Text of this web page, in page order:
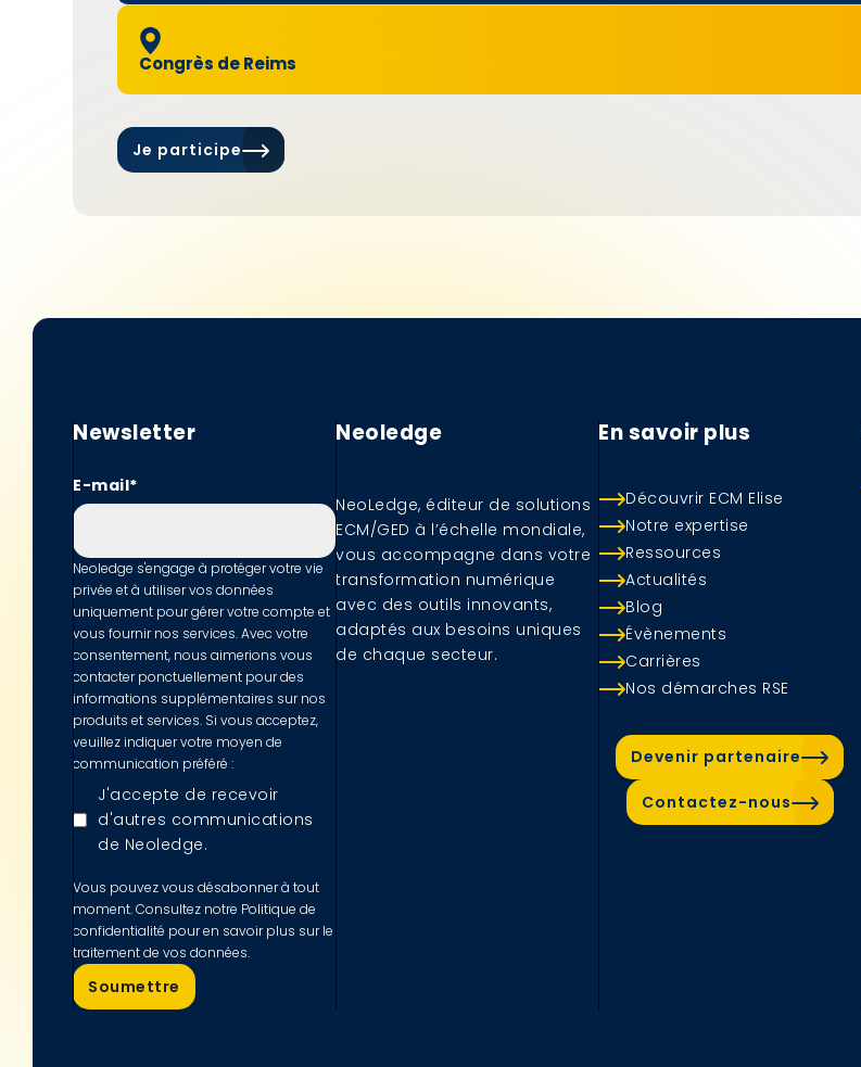
Congrès de Reims
Je participe
Newsletter
E-mail*
Neoledge s'engage à protéger votre vie
privée et à utiliser vos données
uniquement pour gérer votre compte et
vous fournir nos services. Avec votre
consentement, nous aimerions vous
contacter ponctuellement pour des
informations supplémentaires sur nos
produits et services. Si vous acceptez,
veuillez indiquer votre moyen de
communication préféré :
J'accepte de recevoir
d'autres communications
de Neoledge.
Vous pouvez vous désabonner à tout
moment. Consultez notre Politique de
confidentialité pour en savoir plus sur le
traitement de vos données.
Neoledge
NeoLedge, éditeur de solutions
ECM/GED à l’échelle mondiale,
vous accompagne dans votre
transformation numérique
avec des outils innovants,
adaptés aux besoins uniques
de chaque secteur.
En savoir plus
Découvrir ECM Elise
Notre expertise
Ressources
Actualités
Blog
Évènements
Carrières
Nos démarches RSE
Devenir partenaire
Contactez-nous